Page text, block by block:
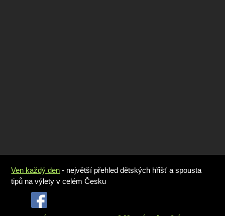
Ven každý den - největší přehled dětských hřišť a spousta
tipů na výlety v celém Česku